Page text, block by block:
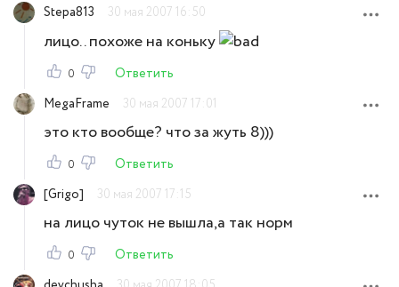
Stepa813
30 мая 2007 16:50
лицо.. похоже на коньку
0
Ответить
MegaFrame
30 мая 2007 17:01
это кто вообще? что за жуть 8)))
0
Ответить
[Grigo]
30 мая 2007 17:15
на лицо чуток не вышла,а так норм
0
Ответить